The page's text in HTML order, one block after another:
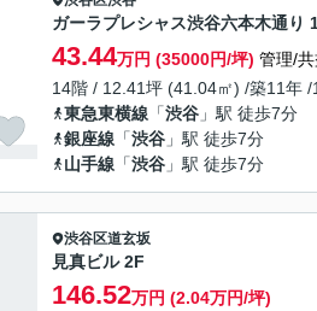
ガーラプレシャス渋谷六本木通り
43.44万円 (35000円/坪) 管理/
14階 / 12.41坪 (41.04㎡) /築11年 /
東急東横線 「渋谷 」駅 徒歩7分
銀座線 「渋谷 」駅 徒歩7分
山手線 「渋谷 」駅 徒歩7分
渋谷区道玄坂
見真ビル 2F
146.52万円 (2.04万円/坪)